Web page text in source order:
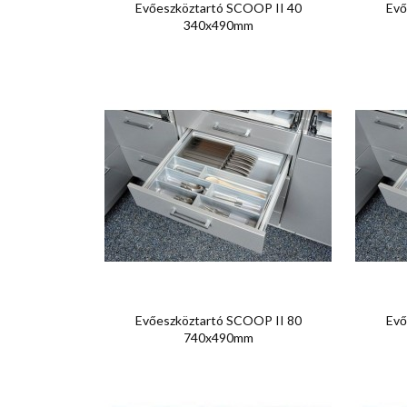
Evőeszköztartó SCOOP II 40
340x490mm
Előnézet
Evőeszköztartó SCOOP II 80
740x490mm
Előnézet